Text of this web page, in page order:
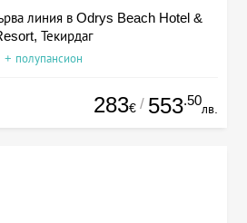
линия в Odrys Beach Hotel &
Текирдаг
+ полупансион
283€ / 553.50
лв.